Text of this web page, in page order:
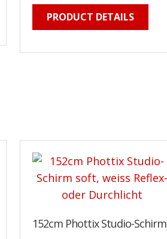
PRODUCT DETAILS
152cm Phottix Studio-Schirm